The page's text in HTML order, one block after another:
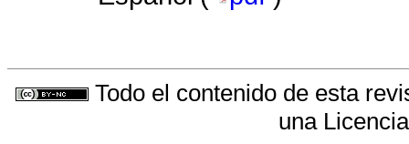
Todo el contenido de esta
una